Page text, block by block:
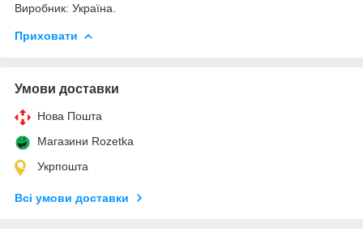
Виробник: Україна.
Приховати
Умови доставки
Нова Пошта
Магазини Rozetka
Укрпошта
Всі умови доставки